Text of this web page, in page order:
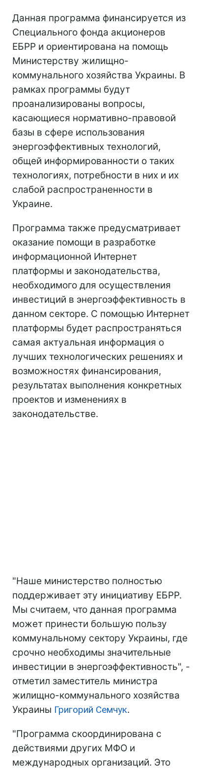
Данная программа финансируется из
Специального фонда акционеров
ЕБРР и ориентирована на помощь
Министерству жилищно-
коммунального хозяйства Украины. В
рамках программы будут
проанализированы вопросы,
касающиеся нормативно-правовой
базы в сфере использования
энергоэффективных технологий,
общей информированности о таких
технологиях, потребности в них и их
слабой распространенности в
Украине.
Программа также предусматривает
оказание помощи в разработке
информационной Интернет
платформы и законодательства,
необходимого для осуществления
инвестиций в энергоэффективность в
данном секторе. С помощью Интернет
платформы будет распространяться
самая актуальная информация о
лучших технологических решениях и
возможностях финансирования,
результатах выполнения конкретных
проектов и изменениях в
законодательстве.
"Наше министерство полностью
поддерживает эту инициативу ЕБРР.
Мы считаем, что данная программа
может принести большую пользу
коммунальному сектору Украины, где
срочно необходимы значительные
инвестиции в энергоэффективность", -
отметил заместитель министра
жилищно-коммунального хозяйства
Украины Григорий Семчук.
"Программа скоординирована с
действиями других МФО и
международных организаций. Это